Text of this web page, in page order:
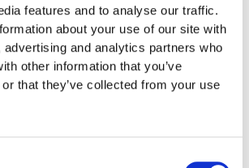
features and to analyse our traffic.
about your use of our site with
advertising and analytics partners who
other information that you’ve
that they’ve collected from your use